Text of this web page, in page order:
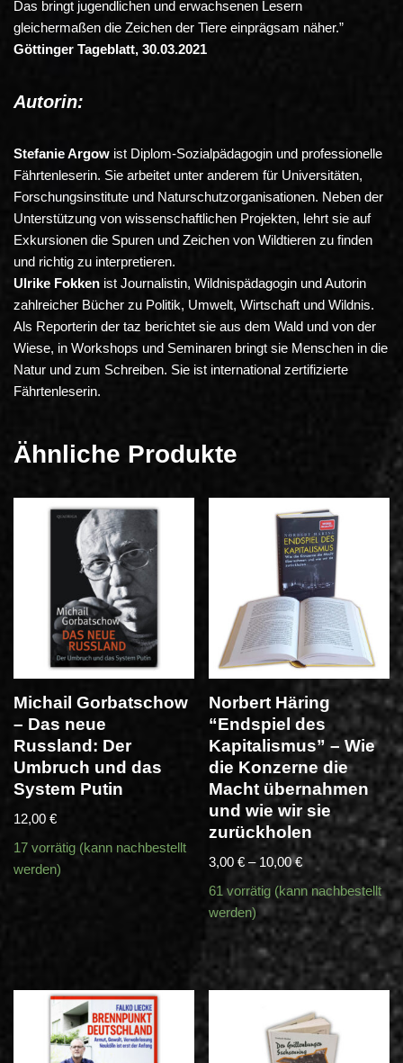
Das bringt jugendlichen und erwachsenen Lesern
gleichermaßen die Zeichen der Tiere einprägsam näher.”
Göttinger Tageblatt, 30.03.2021
Autorin:
Stefanie Argow ist Diplom-Sozialpädagogin und professionelle
Fährtenleserin. Sie arbeitet unter anderem für Universitäten,
Forschungsinstitute und Naturschutzorganisationen. Neben der
Unterstützung von wissenschaftlichen Projekten, lehrt sie auf
Exkursionen die Spuren und Zeichen von Wildtieren zu finden
und richtig zu interpretieren.
Ulrike Fokken ist Journalistin, Wildnispädagogin und Autorin
zahlreicher Bücher zu Politik, Umwelt, Wirtschaft und Wildnis.
Als Reporterin der taz berichtet sie aus dem Wald und von der
Wiese, in Workshops und Seminaren bringt sie Menschen in die
Natur und zum Schreiben. Sie ist international zertifizierte
Fährtenleserin.
Ähnliche Produkte
Michail Gorbatschow
– Das neue
Russland: Der
Umbruch und das
System Putin
12,00 €
17 vorrätig (kann nachbestellt
werden)
Norbert Häring
“Endspiel des
Kapitalismus” – Wie
die Konzerne die
Macht übernahmen
und wie wir sie
zurückholen
3,00€ – 10,00€
61 vorrätig (kann nachbestellt
werden)